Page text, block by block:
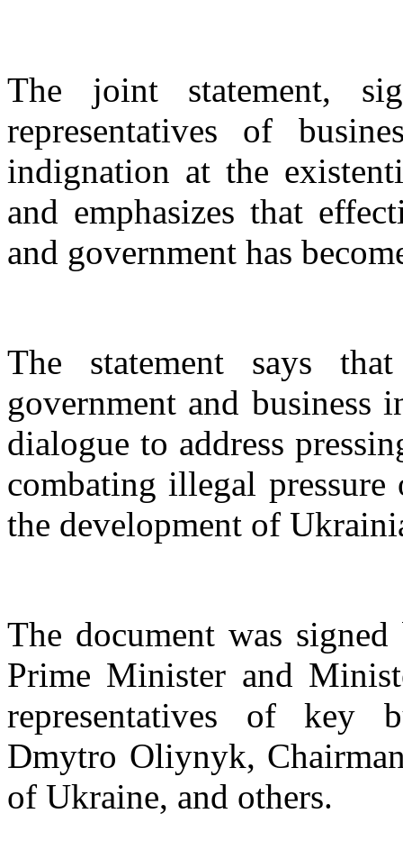
The joint statement,
representatives of
indignation at the
and emphasizes that
and government has
The statement says
government and business
dialogue to address
combating illegal pressure
the development of
The document was
Prime Minister and
representatives of key
Dmytro Oliynyk,
of Ukraine, and others.